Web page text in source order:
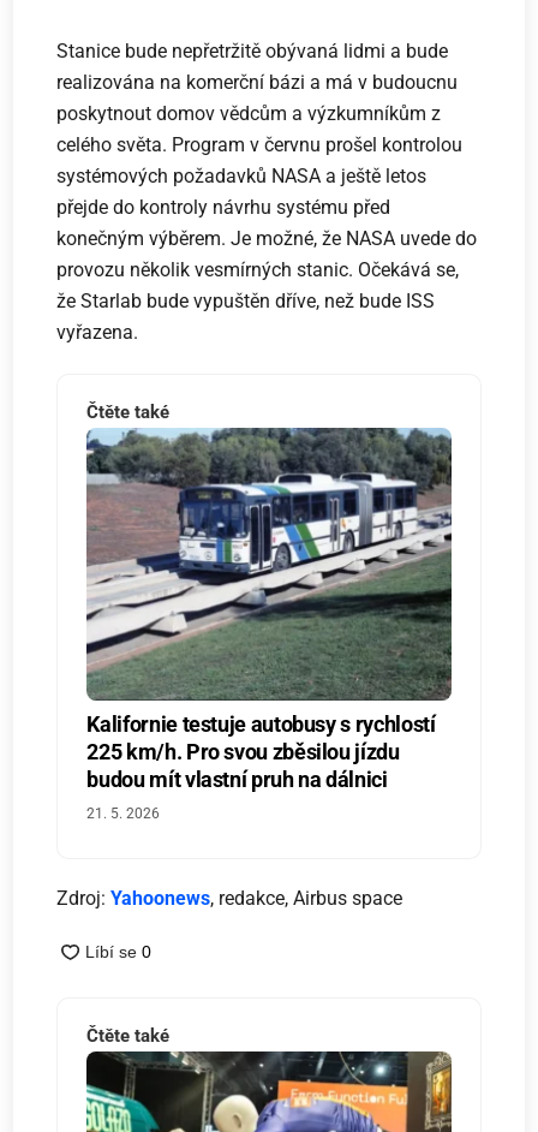
Stanice bude nepřetržitě obývaná lidmi a bude
realizována na komerční bázi a má v budoucnu
poskytnout domov vědcům a výzkumníkům z
celého světa. Program v červnu prošel kontrolou
systémových požadavků NASA a ještě letos
přejde do kontroly návrhu systému před
konečným výběrem. Je možné, že NASA uvede do
provozu několik vesmírných stanic. Očekává se,
že Starlab bude vypuštěn dříve, než bude ISS
vyřazena.
Čtěte také
Kalifornie testuje autobusy s rychlostí
225 km/h. Pro svou zběsilou jízdu
budou mít vlastní pruh na dálnici
21. 5. 2026
Zdroj:Yahoonews, redakce, Airbus space
Čtěte také